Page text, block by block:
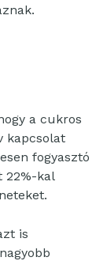
a cukros
kapcsolat
fogyasztó
22%-kal
is